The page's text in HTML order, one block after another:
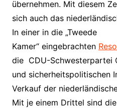
übernehmen. Mit diesem
sich auch das
In einer in die „Tweede
Kamer“ eingebrachten
die CDU-Schwesterpartei
und sicherheitspolitischen
Verkauf der
Mit je einem Drittel sind